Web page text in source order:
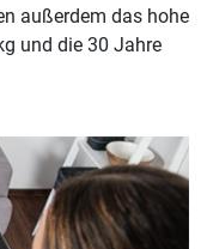
außerdem das hohe
und die 30 Jahre